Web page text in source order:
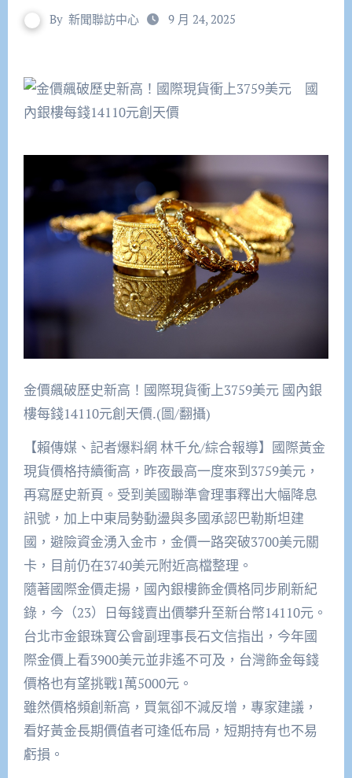
By 新聞聯訪中心 9 月 24, 2025
金價飆破歷史新高！國際現貨衝上3759美元 國內銀
樓每錢14110元創天價.(圖/翻攝)
【賴傳媒、記者爆料網 林千允/綜合報導】國際黃金
現貨價格持續衝高，昨夜最高一度來到3759美元，
再寫歷史新頁。受到美國聯準會理事釋出大幅降息
訊號，加上中東局勢動盪與多國承認巴勒斯坦建
國，避險資金湧入金市，金價一路突破3700美元關
卡，目前仍在3740美元附近高檔整理。
隨著國際金價走揚，國內銀樓飾金價格同步刷新紀
錄，今（23）日每錢賣出價攀升至新台幣14110元。
台北市金銀珠寶公會副理事長石文信指出，今年國
際金價上看3900美元並非遙不可及，台灣飾金每錢
價格也有望挑戰1萬5000元。
雖然價格頻創新高，買氣卻不減反增，專家建議，
看好黃金長期價值者可逢低布局，短期持有也不易
虧損。